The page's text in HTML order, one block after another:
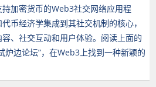
加密货币的Web3社交网络应用程
币经济学集成到其社交机制的核心，
、社交互动和用户体验。阅读上面的
炉边论坛”，在Web3上找到一种新颖的